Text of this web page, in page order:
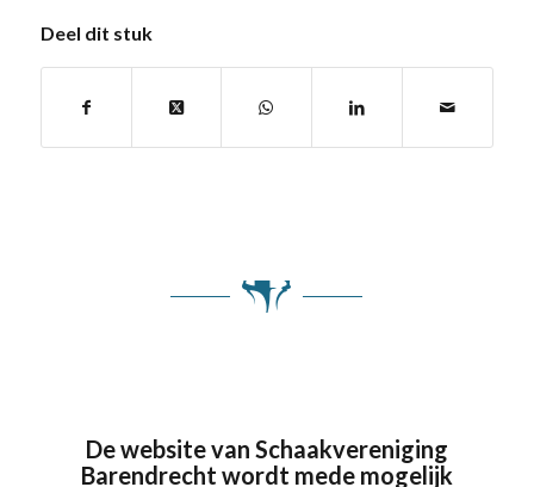
Deel dit stuk
De website van Schaakvereniging
Barendrecht wordt mede mogelijk